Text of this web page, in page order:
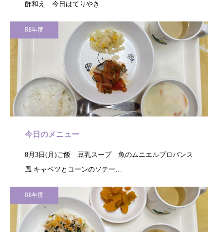
酢和え 今日はてりやき…
R8年度
今日のメニュー
8月3日(月)ご飯 豆乳スープ 魚のムニエルブロバンス
風 キャベツとコーンのソテー…
R8年度